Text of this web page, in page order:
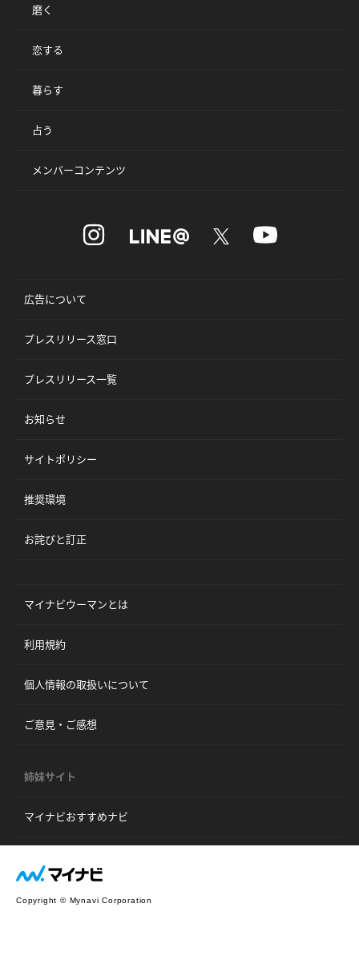
磨く
恋する
暮らす
占う
メンバーコンテンツ
広告について
プレスリリース窓口
プレスリリース一覧
お知らせ
サイトポリシー
推奨環境
お詫びと訂正
マイナビウーマンとは
利用規約
個人情報の取扱いについて
ご意見・ご感想
姉妹サイト
マイナビおすすめナビ
Copyright © Mynavi Corporation